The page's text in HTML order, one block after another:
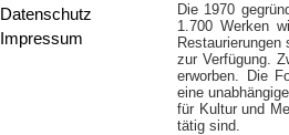
Datenschutz
Impressum
Die 1970
1.700 Werken
zur Verfügung.
erworben. Die
eine
für Kultur und
tätig sind.